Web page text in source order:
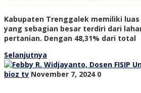
Kabupaten Trenggalek memiliki luas
yang sebagian besar terdiri dari
pertanian. Dengan 48,31% dari total
Selanjutnya
bioz tv November 7, 2024 0